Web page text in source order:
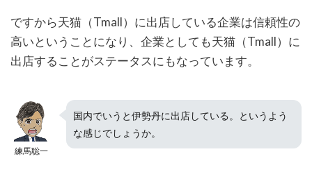
ですから天猫（Tmall）に出店している企業は信頼性の
高いということになり、企業としても天猫（Tmall）に
出店することがステータスにもなっています。
練馬聡一
国内でいうと伊勢丹に出店している。というよう
な感じでしょうか。